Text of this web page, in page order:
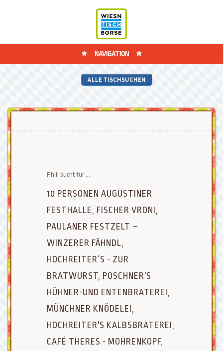
NAVIGATION
ALLE TISCHSUCHEN
Phili sucht für ...
10 PERSONEN AUGUSTINER
FESTHALLE, FISCHER VRONI,
PAULANER FESTZELT –
WINZERER FÄHNDL,
HOCHREITER´S - ZUR
BRATWURST, POSCHNER'S
HÜHNER-UND ENTENBRATEREI,
MÜNCHNER KNÖDELEI,
HOCHREITER'S KALBSBRATEREI,
CAFÉ THERES - MOHRENKOPF,